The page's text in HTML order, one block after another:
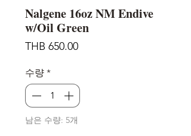
Nalgene 16oz NM Endive
w/Oil Green
THB 650.00가
수량 *
남은 수량: 5개